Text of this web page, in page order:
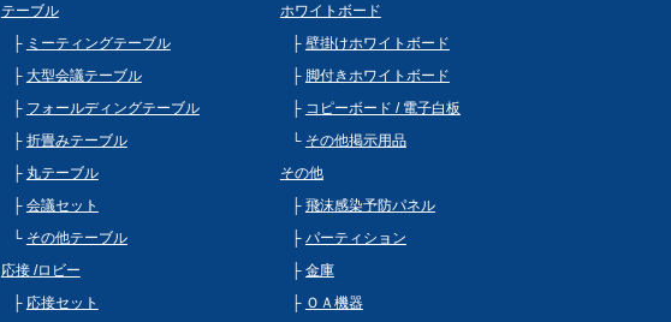
テーブル
ミーティングテーブル
大型会議テーブル
フォールディングテーブル
折畳みテーブル
丸テーブル
会議セット
その他テーブル
応接 /ロビー
応接セット
ホワイトボード
壁掛けホワイトボード
脚付きホワイトボード
コピーボード / 電子白板
その他掲示用品
その他
飛沫感染予防パネル
パーティション
金庫
ＯＡ機器